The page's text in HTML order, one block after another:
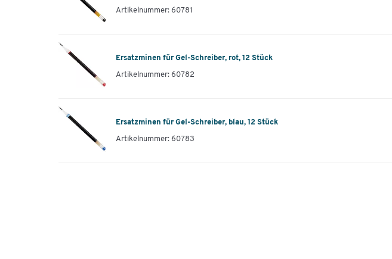
Artikelnummer: 60781
Ersatzminen für Gel-Schreiber, rot, 12 Stück
Artikelnummer: 60782
Ersatzminen für Gel-Schreiber, blau, 12 Stück
Artikelnummer: 60783